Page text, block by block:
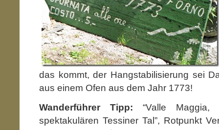
das kommt, der Hangstabilisierung sei
aus einem Ofen aus dem Jahr 1773!
Wanderführer Tipp: “Valle Maggia,
spektakulären Tessiner Tal”, Rotpunkt